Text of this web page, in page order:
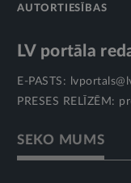
AUTORTIESĪBAS
LV portāla
E-PASTS:
PRESES RELĪZĒM:
SEKO MUMS